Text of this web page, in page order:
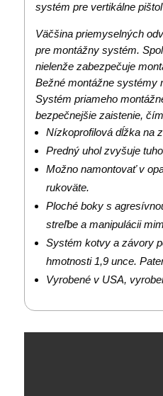
systém pre vertikálne
Väčšina priemyselných
pre montážny systém.
nielenže zabezpečuje
Bežné montážne systémy
Systém priameho
bezpečnejšie zaistenie,
Nízkoprofilová dĺžka na
Predný uhol zvyšuje
Možno namontovať v
rukoväte.
Ploché boky s
streľbe a manipulácii
Systém kotvy a závory
hmotnosti 1,9 unce.
Vyrobené v USA,